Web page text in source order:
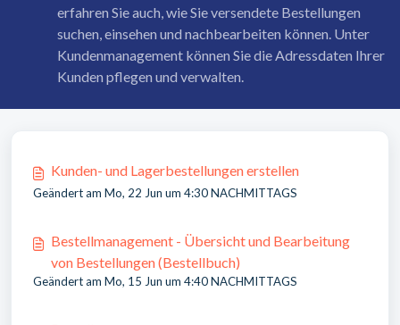
erfahren Sie auch, wie Sie versendete Bestellungen
suchen, einsehen und nachbearbeiten können. Unter
Kundenmanagement können Sie die Adressdaten Ihrer
Kunden pflegen und verwalten.
Kunden- und Lagerbestellungen erstellen
Geändert am Mo, 22 Jun um 4:30 NACHMITTAGS
Bestellmanagement - Übersicht und Bearbeitung
von Bestellungen (Bestellbuch)
Geändert am Mo, 15 Jun um 4:40 NACHMITTAGS